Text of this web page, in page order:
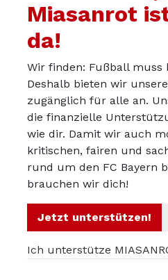
ab oder umzustellen.
Die Spieler hören ihm
ansonsten würde man eine
Die Wahrheit ist, wie Kovac
noch schlimmer, er hat die
und zieht trotzdem mit
durch.
Im Sommer stellt sich die
Tuchel liegt auf der Hand.
Miasanrot
da!
Wir finden: Fußball muss
Deshalb bieten wir
zugänglich für alle an.
die finanzielle
wie dir. Damit wir auch
kritischen, fairen und
rund um den FC Bayern
brauchen wir dich!
Jetzt unterstützen!
Ich unterstütze